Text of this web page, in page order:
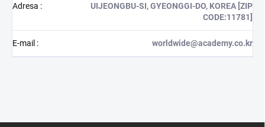
Adresa :
UIJEONGBU-SI, GYEONGGI-DO, KOREA [ZIP
CODE:11781]
E-mail : worldwide@academy.co.kr